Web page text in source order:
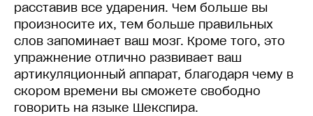
расставив все ударения. Чем больше вы
произносите их, тем больше правильных
слов запоминает ваш мозг. Кроме того, это
упражнение отлично развивает ваш
артикуляционный аппарат, благодаря чему в
скором времени вы сможете свободно
говорить на языке Шекспира.